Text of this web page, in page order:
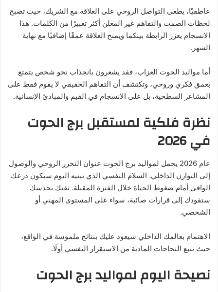
عاطفيًا، يطغى التواصل الروحي على العلاقة مع الشريك، حيث تصبح
لحظات الصمت والتفاهم غير المعلن أكثر تعبيرًا من الكلمات. هذا
الانسجام يعزز الرابطة بينكما ويمنح العلاقة عمقًا إضافيًا مع نهاية
الشهر.
أما مواليد الحوت العزاب، فقد يشعرون بانجذاب نحو شخص يتمتع
بعمق فكري وروحي، وتكتشف أن التفاهم الحقيقي لا يقوم فقط على
المشاعر السطحية، بل على الانسجام في القيم والمبادئ الإنسانية.
نظرة فلكية لمستقبل برج الحوت
في 2026
عام 2026 يحمل لمواليد برج الحوت عنوان التحرر الروحي والوصول
إلى التوازن الداخلي. السلام النفسي الذي تبنيه اليوم سيكون درعك
الواقي أمام ضغوط الحياة خلال الفترة المقبلة. ثقتك بحدسك
ستقودك إلى قرارات صائبة، سواء على المستوى المهني أو
الشخصي.
الاهتمام بعالمك الداخلي سيعود عليك بنتائج ملموسة في الواقع،
حيث تنبع النجاحات المادية من الاستقرار النفسي أولًا.
نصيحة اليوم لمواليد برج الحوت